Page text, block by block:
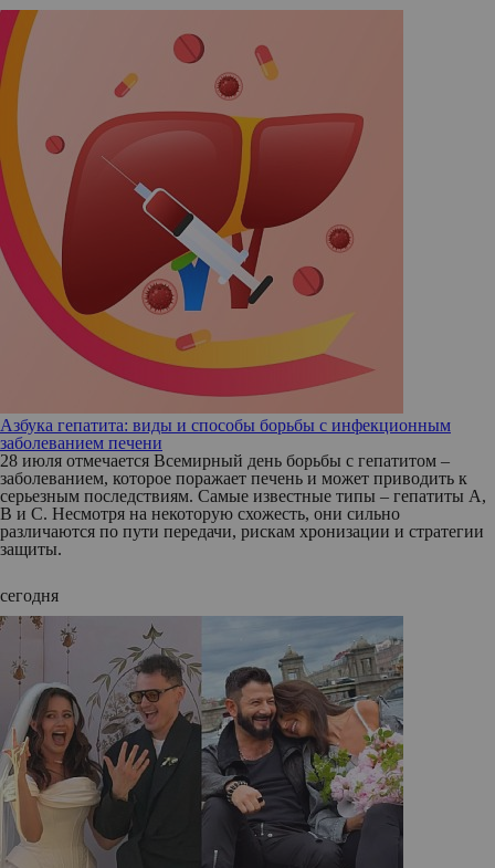
Азбука гепатита: виды и способы борьбы с инфекционным
заболеванием печени
28 июля отмечается Всемирный день борьбы с гепатитом –
заболеванием, которое поражает печень и может приводить к
серьезным последствиям. Самые известные типы – гепатиты А,
В и С. Несмотря на некоторую схожесть, они сильно
различаются по пути передачи, рискам хронизации и стратегии
защиты.
сегодня